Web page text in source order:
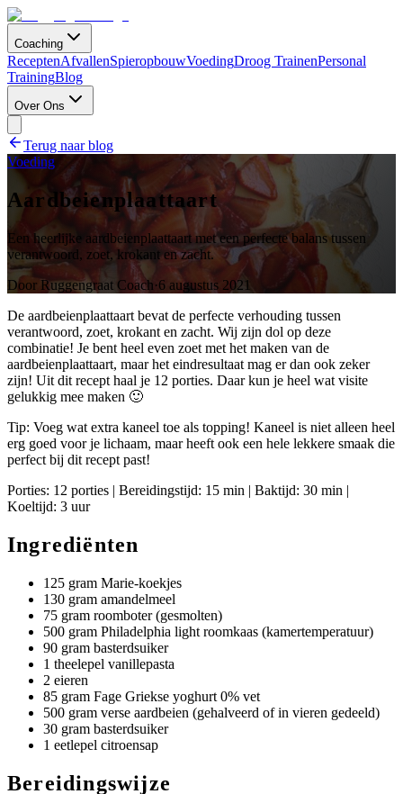
Coaching
ReceptenAfvallenSpieropbouwVoedingDroog TrainenPersonal
TrainingBlog
Over Ons
Terug naar blog
Voeding
Aardbeienplaattaart
Een heerlijke aardbeienplaattaart met een perfecte balans tussen
verantwoord, zoet, krokant en zacht.
Door Ruggengraat Coach·6 augustus 2021
De aardbeienplaattaart bevat de perfecte verhouding tussen
verantwoord, zoet, krokant en zacht. Wij zijn dol op deze
combinatie! Je bent heel even zoet met het maken van de
aardbeienplaattaart, maar het eindresultaat mag er dan ook zeker
zijn! Uit dit recept haal je 12 porties. Daar kun je heel wat visite
gelukkig mee maken 🙂
Tip: Voeg wat extra kaneel toe als topping! Kaneel is niet alleen heel
erg goed voor je lichaam, maar heeft ook een hele lekkere smaak die
perfect bij dit recept past!
Porties: 12 porties | Bereidingstijd: 15 min | Baktijd: 30 min |
Koeltijd: 3 uur
Ingrediënten
125 gram Marie-koekjes
130 gram amandelmeel
75 gram roomboter (gesmolten)
500 gram Philadelphia light roomkaas (kamertemperatuur)
90 gram basterdsuiker
1 theelepel vanillepasta
2 eieren
85 gram Fage Griekse yoghurt 0% vet
500 gram verse aardbeien (gehalveerd of in vieren gedeeld)
30 gram basterdsuiker
1 eetlepel citroensap
Bereidingswijze